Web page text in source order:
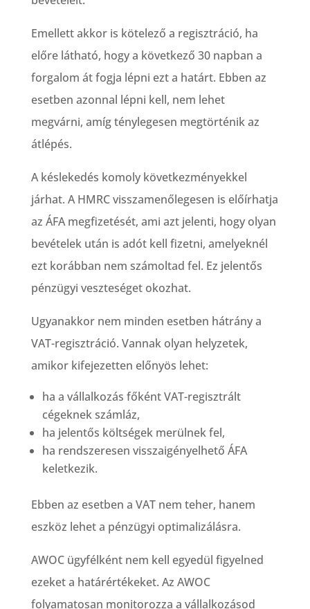
Emellett akkor is kötelező a regisztráció, ha
előre látható, hogy a következő 30 napban a
forgalom át fogja lépni ezt a határt. Ebben az
esetben azonnal lépni kell, nem lehet
megvárni, amíg ténylegesen megtörténik az
átlépés.
A késlekedés komoly következményekkel
járhat. A HMRC visszamenőlegesen is előírhatja
az ÁFA megfizetését, ami azt jelenti, hogy olyan
bevételek után is adót kell fizetni, amelyeknél
ezt korábban nem számoltad fel. Ez jelentős
pénzügyi veszteséget okozhat.
Ugyanakkor nem minden esetben hátrány a
VAT-regisztráció. Vannak olyan helyzetek,
amikor kifejezetten előnyös lehet:
ha a vállalkozás főként VAT-regisztrált
cégeknek számláz,
ha jelentős költségek merülnek fel,
ha rendszeresen visszaigényelhető ÁFA
keletkezik.
Ebben az esetben a VAT nem teher, hanem
eszköz lehet a pénzügyi optimalizálásra.
AWOC ügyfélként nem kell egyedül figyelned
ezeket a határértékeket. Az AWOC
folyamatosan monitorozza a vállalkozásod